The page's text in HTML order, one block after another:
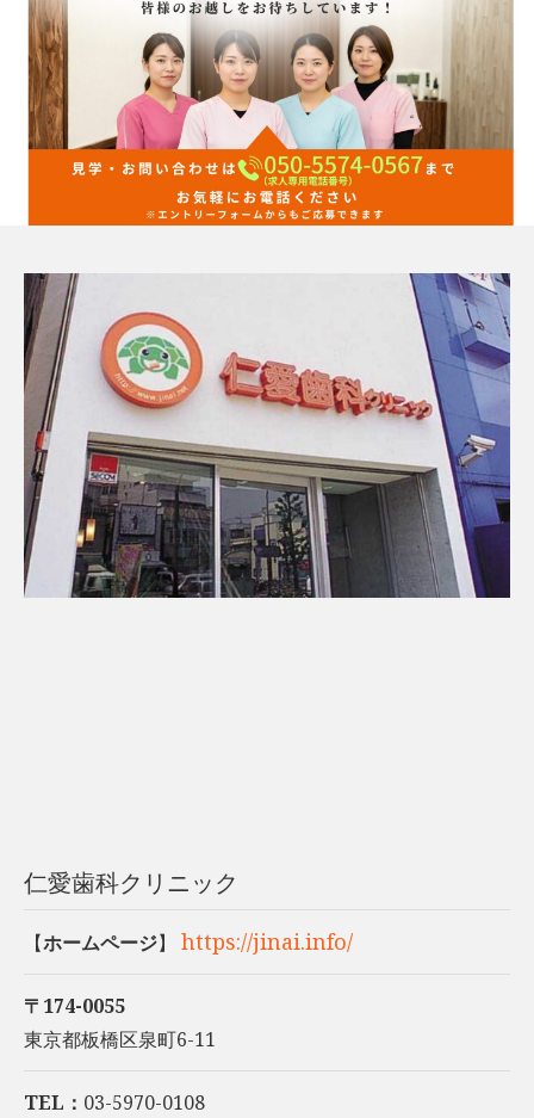
仁愛歯科クリニック
【ホームページ】 https://jinai.info/
〒174-0055
東京都板橋区泉町6-11
TEL： 03-5970-0108